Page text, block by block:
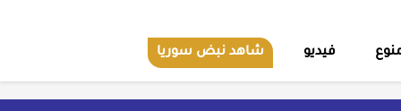
فيديو شاهد نبض سوريا